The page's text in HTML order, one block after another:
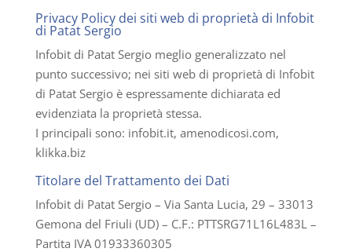
Privacy Policy dei siti web di proprietà di Infobit
di Patat Sergio
Infobit di Patat Sergio meglio generalizzato nel
punto successivo; nei siti web di proprietà di Infobit
di Patat Sergio è espressamente dichiarata ed
evidenziata la proprietà stessa.
I principali sono: infobit.it, amenodicosi.com,
klikka.biz
Titolare del Trattamento dei Dati
Infobit di Patat Sergio – Via Santa Lucia, 29 – 33013
Gemona del Friuli (UD) – C.F.: PTTSRG71L16L483L –
Partita IVA 01933360305